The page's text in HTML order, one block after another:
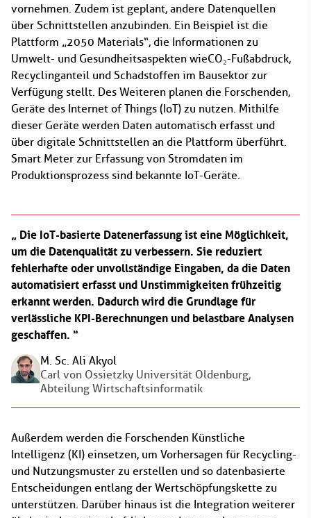
vornehmen. Zudem ist geplant, andere Datenquellen
über Schnittstellen anzubinden. Ein Beispiel ist die
Plattform „2050 Materials“, die Informationen zu
Umwelt- und Gesundheitsaspekten wie CO₂-Fußabdruck,
Recyclinganteil und Schadstoffen im Bausektor zur
Verfügung stellt. Des Weiteren planen die Forschenden,
Geräte des Internet of Things (IoT) zu nutzen. Mithilfe
dieser Geräte werden Daten automatisch erfasst und
über digitale Schnittstellen an die Plattform überführt.
Smart Meter zur Erfassung von Stromdaten im
Produktionsprozess sind bekannte IoT-Geräte.
Die IoT-basierte Datenerfassung ist eine Möglichkeit,
um die Datenqualität zu verbessern. Sie reduziert
fehlerhafte oder unvollständige Eingaben, da die Daten
automatisiert erfasst und Unstimmigkeiten frühzeitig
erkannt werden. Dadurch wird die Grundlage für
verlässliche KPI-Berechnungen und belastbare Analysen
geschaffen.
M. Sc. Ali Akyol
Carl von Ossietzky Universität Oldenburg,
Abteilung Wirtschaftsinformatik
Außerdem werden die Forschenden Künstliche
Intelligenz (KI) einsetzen, um Vorhersagen für Recycling-
und Nutzungsmuster zu erstellen und so datenbasierte
Entscheidungen entlang der Wertschöpfungskette zu
unterstützen. Darüber hinaus ist die Integration weiterer